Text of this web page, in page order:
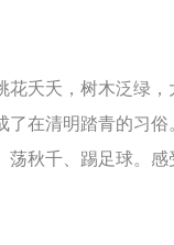
花夭夭，树木泛绿
在清明踏青的习
秋千、踢足球。感